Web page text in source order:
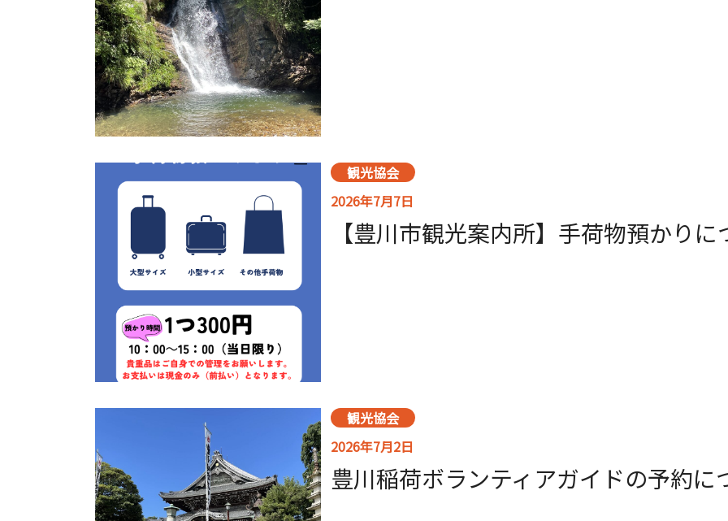
観光協会
2026年7月7日
【豊川市観光案内所】手荷物預かりに
観光協会
2026年7月2日
豊川稲荷ボランティアガイドの予約に